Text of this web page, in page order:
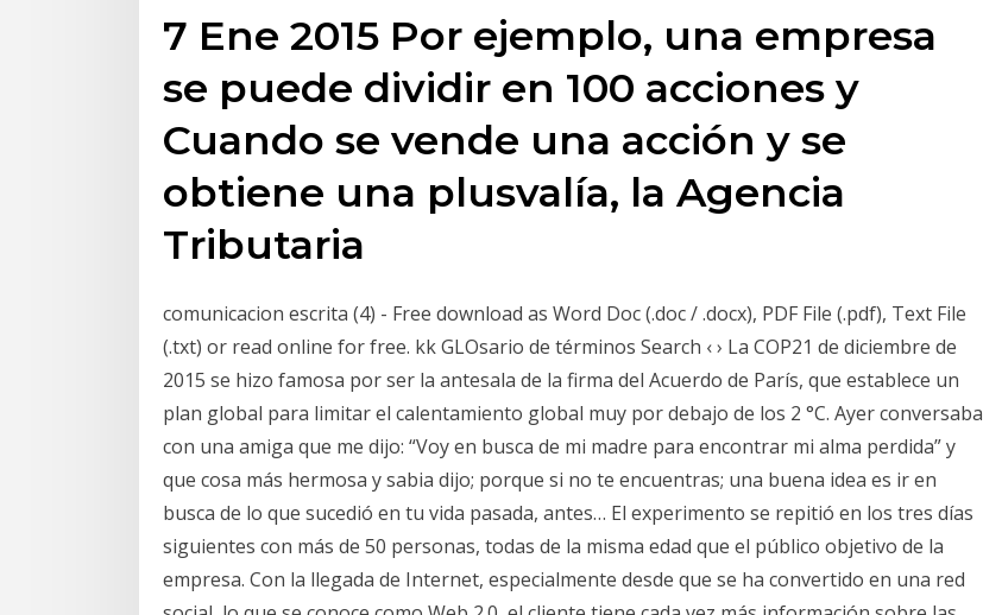
7 Ene 2015 Por ejemplo, una empresa
se puede dividir en 100 acciones y
Cuando se vende una acción y se
obtiene una plusvalía, la Agencia
Tributaria
comunicacion escrita (4) - Free download as Word Doc (.doc / .docx), PDF File (.pdf), Text File
(.txt) or read online for free. kk GLOsario de términos Search ‹ › La COP21 de diciembre de
2015 se hizo famosa por ser la antesala de la firma del Acuerdo de París, que establece un
plan global para limitar el calentamiento global muy por debajo de los 2 °C. Ayer conversaba
con una amiga que me dijo: “Voy en busca de mi madre para encontrar mi alma perdida” y
que cosa más hermosa y sabia dijo; porque si no te encuentras; una buena idea es ir en
busca de lo que sucedió en tu vida pasada, antes… El experimento se repitió en los tres días
siguientes con más de 50 personas, todas de la misma edad que el público objetivo de la
empresa. Con la llegada de Internet, especialmente desde que se ha convertido en una red